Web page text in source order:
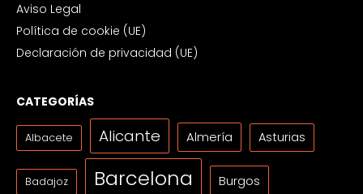
Aviso Legal
Política de cookie (UE)
Declaración de privacidad (UE)
CATEGORÍAS
Albacete Alicante Almería Asturias
Badajoz Barcelona Burgos